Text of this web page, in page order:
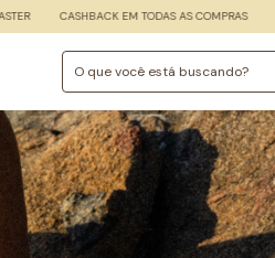
CUPOM DE PRIMEIRA COMPRA: NEWSEASTER